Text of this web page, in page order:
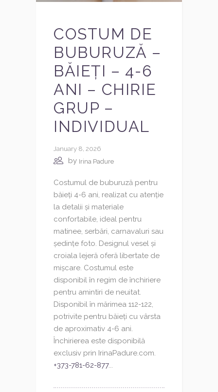
COSTUM DE
BUBURUZĂ –
BĂIEȚI – 4-6
ANI – CHIRIE
GRUP –
INDIVIDUAL
January 8, 2026
by Irina Padure
Costumul de buburuză pentru
băieți 4-6 ani, realizat cu atenție
la detalii și materiale
confortabile, ideal pentru
matinee, serbări, carnavaluri sau
ședințe foto. Designul vesel și
croiala lejeră oferă libertate de
mișcare. Costumul este
disponibil în regim de închiriere
pentru amintiri de neuitat.
Disponibil în mărimea 112-122,
potrivite pentru băieți cu vârsta
de aproximativ 4-6 ani.
Închirierea este disponibilă
exclusiv prin IrinaPadure.com.
+373-781-62-877...